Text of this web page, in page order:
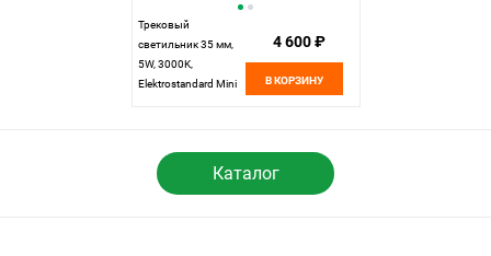
Трековый
светильник 35 мм,
5W, 3000K,
Elektrostandard Mini
4 600 ₽
В КОРЗИНУ
Каталог